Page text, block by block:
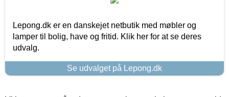
Lepong.dk er en danskejet netbutik med møbler og
lamper til bolig, have og fritid. Klik her for at se deres
udvalg.
Se udvalget på Lepong.dk